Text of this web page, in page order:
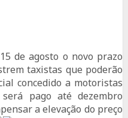
de agosto o novo prazo
taxistas que poderão
concedido a motoristas
pago até dezembro
a elevação do preço